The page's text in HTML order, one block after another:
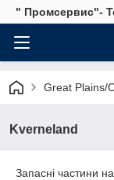
" Промсервис"-
Great Plains/
Kverneland
Запасні частини